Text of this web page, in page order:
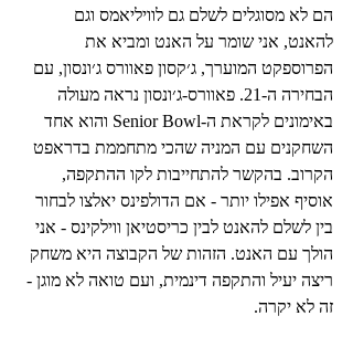
הם לא מסוגלים לשלם גם לוויליאמס וגם
להאנט, אני שומר על האנט ומביא את
הפרוספקט המוערך, ג׳קסון פאוורס ג׳ונסון, עם
הבחירה ה-21. פאוורס-ג׳ונסון נראה מעולה
באימונים לקראת ה-Senior Bowl והוא אחד
השחקנים עם המניה שהכי מתחממת בדראפט
הקרוב. בהקשר להתחייבות לקו ההתקפה,
אוסיף אפילו יותר - אם הדולפינס יאלצו לבחור
בין לשלם להאנט לבין כריסטיאן ווילקינס - אני
הולך עם האנט. הזהות של הקבוצה היא משחק
ריצה יעיל והתקפה דינמית, ועם טואה לא מוגן -
זה לא יקרה.